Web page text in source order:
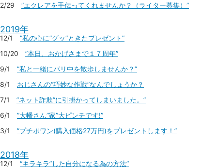
2/29 ”エクレアを手伝ってくれませんか？（ライター募集）”
2019年
12/1 ”私の心に”グッ”ときたプレゼント”
10/20 ”本日、おかげさまで１７周年”
9/1 ”私と一緒にパリ中を散歩しませんか？”
8/1 おじさんの“巧妙な作戦”なんでしょうか？
7/1 ”ネット詐欺”に引掛かってしまいました。”
6/1 ”大幡さん”家”大ピンチです!”
3/1 ”プチポワン(購入価格27万円)をプレゼントします！”
2018年
12/1 “キラキラ”した自分になる為の方法”